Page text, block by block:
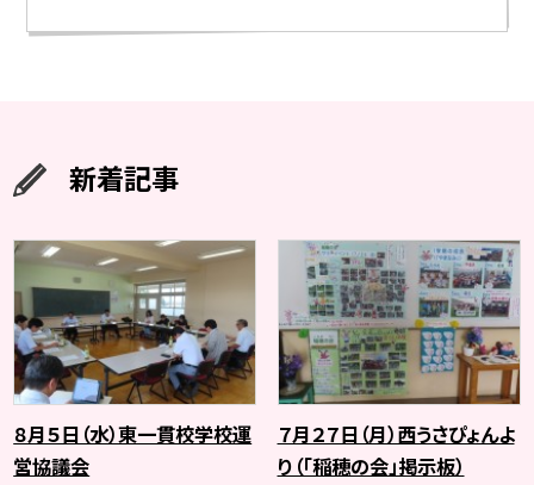
新着記事
８月５日（水）東一貫校学校運
営協議会
７月２７日（月）西うさぴょんよ
り（「稲穂の会」掲示板）